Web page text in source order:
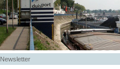
Newsletter